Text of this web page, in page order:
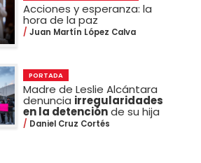
Acciones y esperanza: la
hora de la paz
Juan Martín López Calva
PORTADA
Madre de Leslie Alcántara
denuncia irregularidades
en la detenciónde su hija
Daniel Cruz Cortés